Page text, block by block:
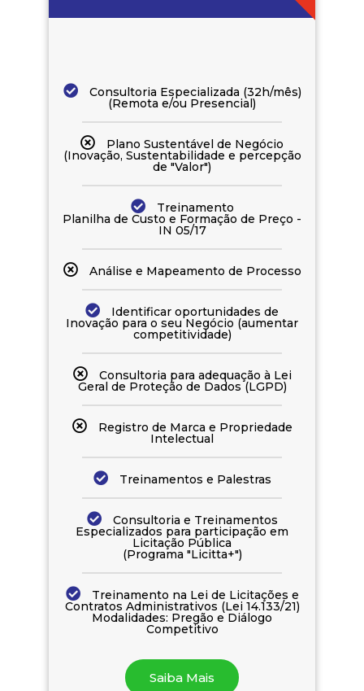
Consultoria Especializada (32h/mês)
(Remota e/ou Presencial)
Plano Sustentável de Negócio
(Inovação, Sustentabilidade e percepção
de "Valor")
Treinamento
Planilha de Custo e Formação de Preço -
IN 05/17
Análise e Mapeamento de Processo
Identificar oportunidades de
Inovação para o seu Negócio (aumentar
competitividade)
Consultoria para adequação à Lei
Geral de Proteção de Dados (LGPD)
Registro de Marca e Propriedade
Intelectual
Treinamentos e Palestras
Consultoria e Treinamentos
Especializados para participação em
Licitação Pública
(Programa "Licitta+")
Treinamento na Lei de Licitações e
Contratos Administrativos (Lei 14.133/21)
Modalidades: Pregão e Diálogo
Competitivo
Saiba Mais